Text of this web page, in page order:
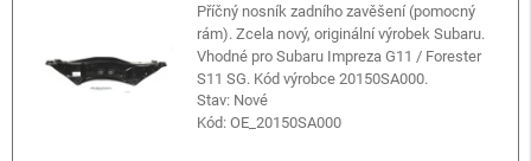
Příčný nosník zadního zavěšení (pomocný
rám). Zcela nový, originální výrobek Subaru.
Vhodné pro Subaru Impreza G11 / Forester
S11 SG. Kód výrobce 20150SA000.
Stav: Nové
Kód:OE_20150SA000